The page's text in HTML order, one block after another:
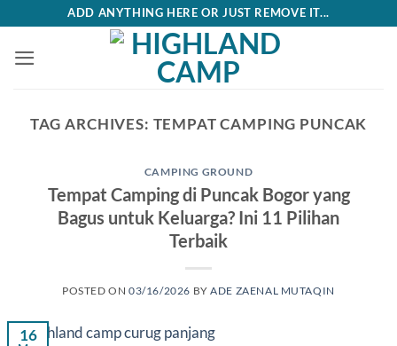
content
ADD ANYTHING HERE OR JUST REMOVE IT...
TAG ARCHIVES: TEMPAT CAMPING PUNCAK
CAMPING GROUND
Tempat Camping di Puncak Bogor yang
Bagus untuk Keluarga? Ini 11 Pilihan
Terbaik
POSTED ON03/16/2026 BYADE ZAENAL MUTAQIN
16